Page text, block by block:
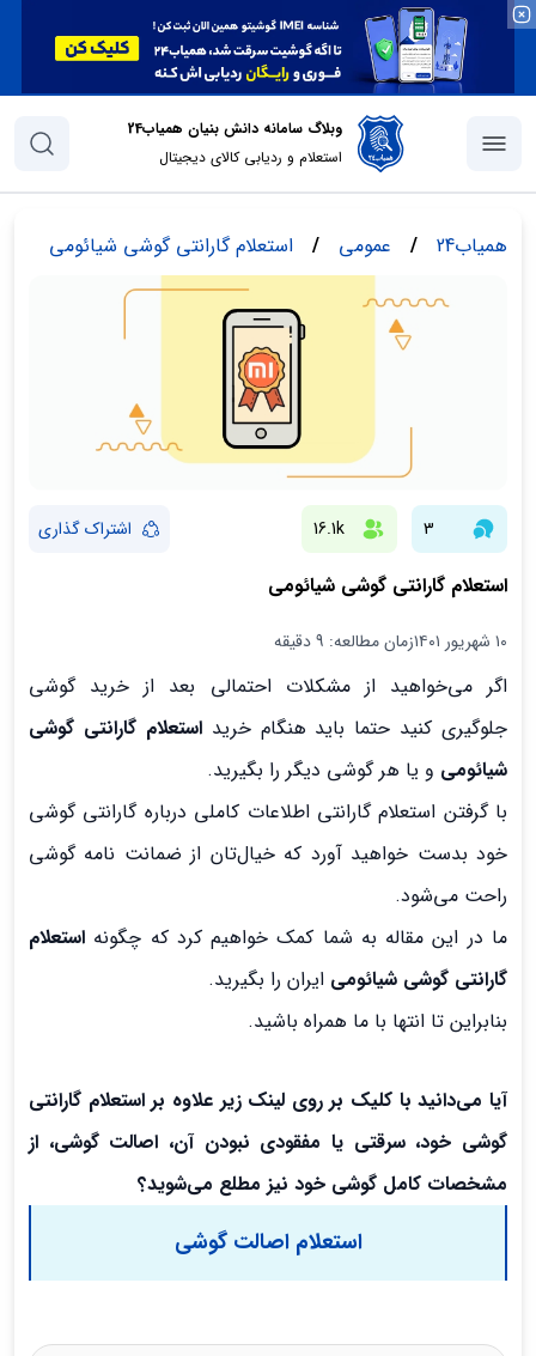
وبلاگ سامانه دانش بنیان همیاب24
استعلام و ردیابی کالای دیجیتال
همیاب24 / عمومی / استعلام گارانتی گوشی شیائومی
3
16.1k اشتراک گذاری
استعلام گارانتی گوشی شیائومی
۱۰ شهریور ۱۴۰۱ زمان مطالعه: 9 دقیقه
اگر می‌خواهید از مشکلات احتمالی بعد از خرید گوشی
جلوگیری کنید حتما باید هنگام خریداستعلام گارانتی گوشی
شیائومی و یا هر گوشی دیگر را بگیرید.
با گرفتن استعلام گارانتی اطلاعات کاملی درباره گارانتی گوشی
خود بدست خواهید آورد که خیال‌تان از ضمانت نامه گوشی
راحت می‌شود.
ما در این مقاله به شما کمک خواهیم کرد که چگونه استعلام
گارانتی گوشی شیائومی ایران را بگیرید.
بنابراین تا انتها با ما همراه باشید.
آیا می‌دانید با کلیک بر روی لینک زیر علاوه بر استعلام گارانتی
گوشی خود، سرقتی یا مفقودی نبودن آن، اصالت گوشی، از
مشخصات کامل گوشی خود نیز مطلع می‌شوید؟
استعلام اصالت گوشی